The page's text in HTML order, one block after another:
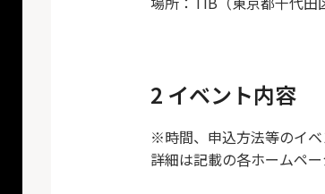
2 イベント内容
※時間、申込方法等のイベ
詳細は記載の各ホームペ